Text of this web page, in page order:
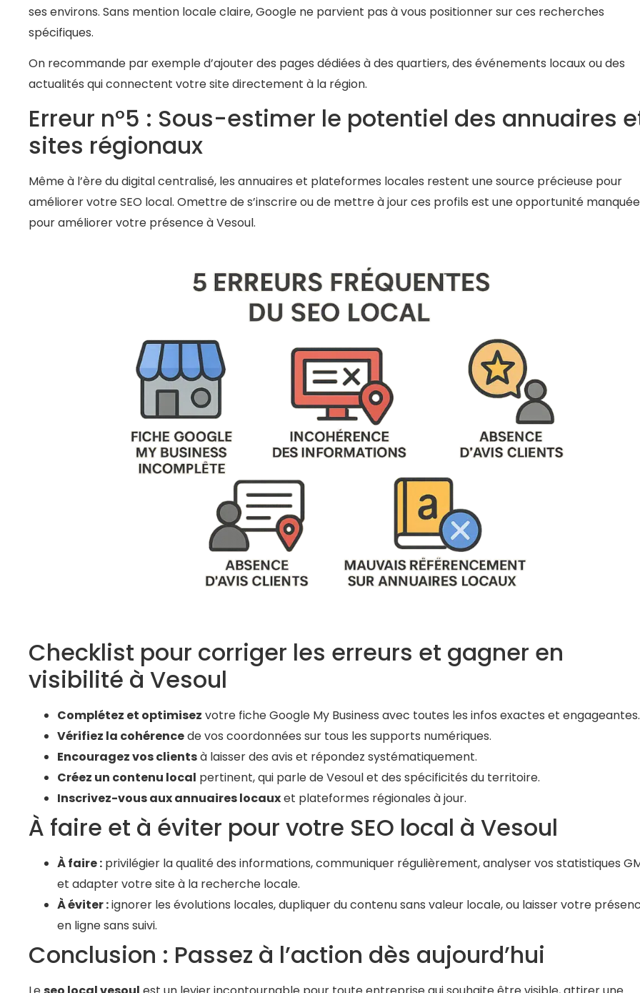
ses environs. Sans mention locale claire, Google ne parvient pas à vous positionner sur ces recherches
spécifiques.
On recommande par exemple d’ajouter des pages dédiées à des quartiers, des événements locaux ou des
actualités qui connectent votre site directement à la région.
Erreur n°5 : Sous-estimer le potentiel des annuaires
sites régionaux
Même à l’ère du digital centralisé, les annuaires et plateformes locales restent une source précieuse pour
améliorer votre SEO local. Omettre de s’inscrire ou de mettre à jour ces profils est une opportunité manquée
pour améliorer votre présence à Vesoul.
Checklist pour corriger les erreurs et gagner en
visibilité à Vesoul
Complétez et optimisez votre fiche Google My Business avec toutes les infos exactes et engageantes.
Vérifiez la cohérencede vos coordonnées sur tous les supports numériques.
Encouragez vos clientsà laisser des avis et répondez systématiquement.
Créez un contenu local pertinent, qui parle de Vesoul et des spécificités du territoire.
Inscrivez-vous aux annuaires locauxet plateformes régionales à jour.
À faire et à éviter pour votre SEO local à Vesoul
À faire : privilégier la qualité des informations, communiquer régulièrement, analyser vos statistiques
et adapter votre site à la recherche locale.
À éviter :ignorer les évolutions locales, dupliquer du contenu sans valeur locale, ou laisser votre
en ligne sans suivi.
Conclusion : Passez à l’action dès aujourd’hui